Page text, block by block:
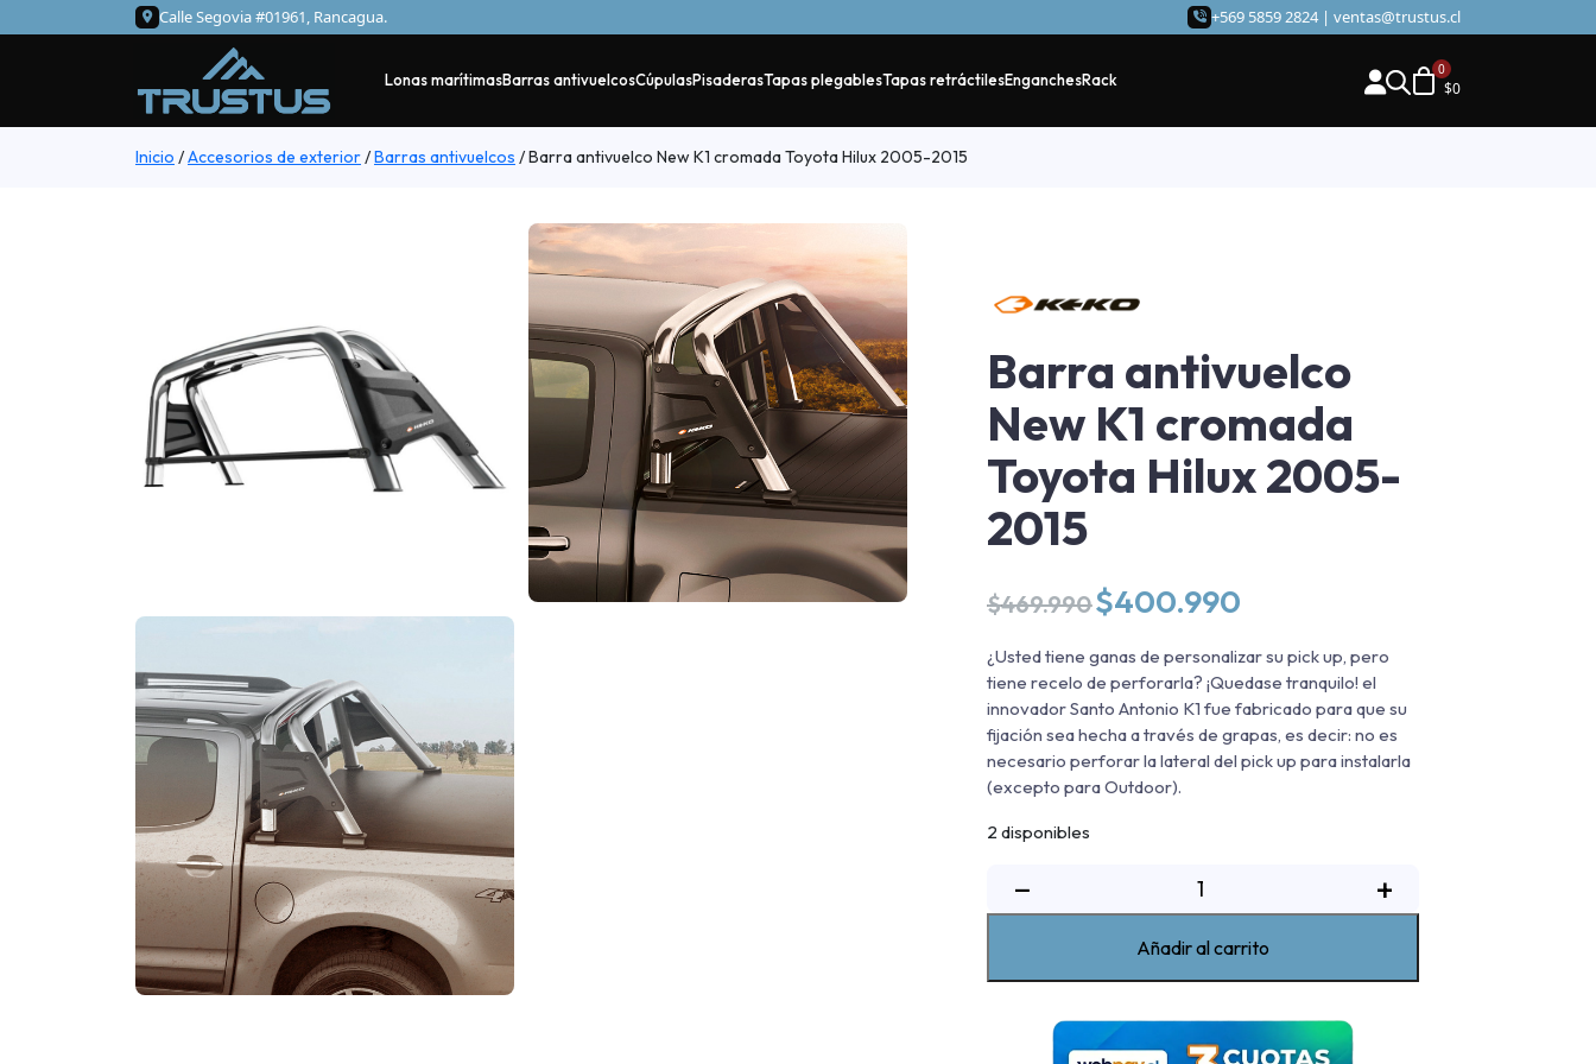
Calle Segovia #01961, Rancagua. +569 5859 2824 | ventas@trustus.cl
Lonas marítimasBarras antivuelcosCúpulasPisaderasTapas plegablesTapas retráctilesEnganchesRack $0
Inicio /Accesorios de exterior/Barras antivuelcos /Barra antivuelco New K1 cromada Toyota Hilux 2005-2015
Barra antivuelco
New K1 cromada
Toyota Hilux 2005-
2015
$469.990 El
precio
original
era:
$469.990.
$400.990
es:
$400.990.
¿Usted tiene ganas de personalizar su pick up, pero
tiene recelo de perforarla? ¡Quedase tranquilo! el
innovador Santo Antonio K1 fue fabricado para que su
fijación sea hecha a través de grapas, es decir: no es
necesario perforar la lateral del pick up para instalarla
(excepto para Outdoor).
2 disponibles
−
antivuelco
Toyota
Hilux
+
Añadir al carrito